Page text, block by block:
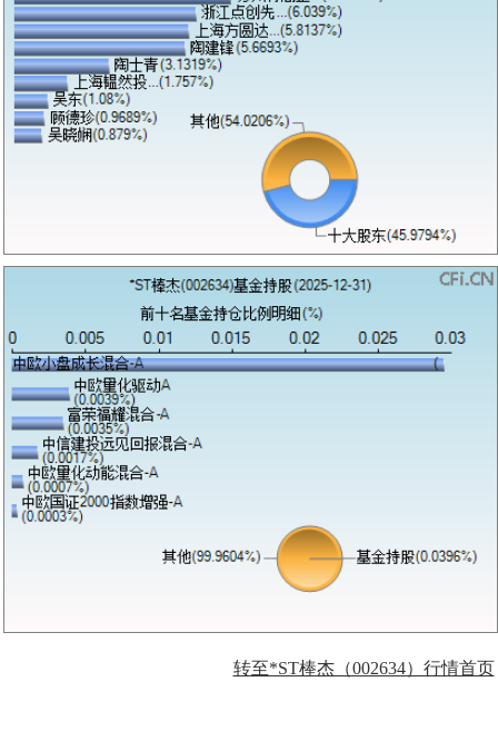
转至*ST棒杰（002634）行情首页